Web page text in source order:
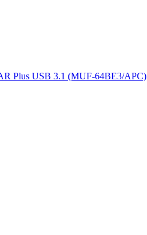
Plus USB 3.1 (MUF-64BE3/APC)